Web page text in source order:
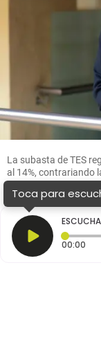
La subasta de TES
al 14%, contrariando
Crédito Público.
Toca para
ESCUCHA
00:00